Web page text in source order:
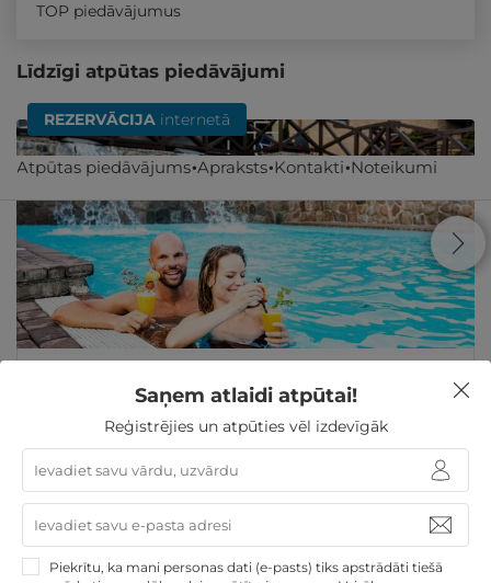
Atpūtas piedāvājums Apraksts Kontakti Noteikumi
TOP piedāvājumus
Līdzīgi atpūtas piedāvājumi
REZERVĀCIJA internetā
ūdens izklaides DIVIEM
Palanga,Atostogų parkas (Žibininkai)
no 309€
Par 2 naktīm GRIBU
Saņem atlaidi atpūtai!
Reģistrējies un atpūties vēl izdevīgāk
Piekrītu, ka mani personas dati (e-pasts) tiks apstrādāti tiešā